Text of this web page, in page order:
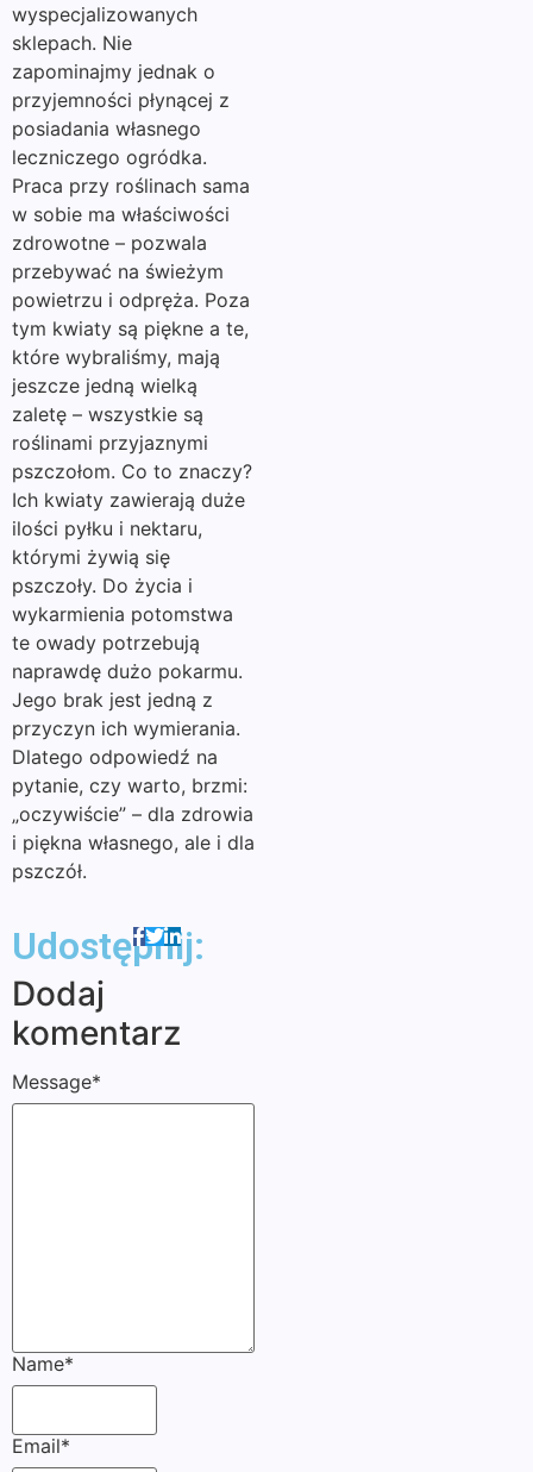
wyspecjalizowanych
sklepach. Nie
zapominajmy jednak o
przyjemności płynącej z
posiadania własnego
leczniczego ogródka.
Praca przy roślinach sama
w sobie ma właściwości
zdrowotne – pozwala
przebywać na świeżym
powietrzu i odpręża. Poza
tym kwiaty są piękne a te,
które wybraliśmy, mają
jeszcze jedną wielką
zaletę – wszystkie są
roślinami przyjaznymi
pszczołom. Co to znaczy?
Ich kwiaty zawierają duże
ilości pyłku i nektaru,
którymi żywią się
pszczoły. Do życia i
wykarmienia potomstwa
te owady potrzebują
naprawdę dużo pokarmu.
Jego brak jest jedną z
przyczyn ich wymierania.
Dlatego odpowiedź na
pytanie, czy warto, brzmi:
„oczywiście” – dla zdrowia
i piękna własnego, ale i dla
pszczół.
Udostępnij:
Dodaj
komentarz
Message*
Name*
Email*